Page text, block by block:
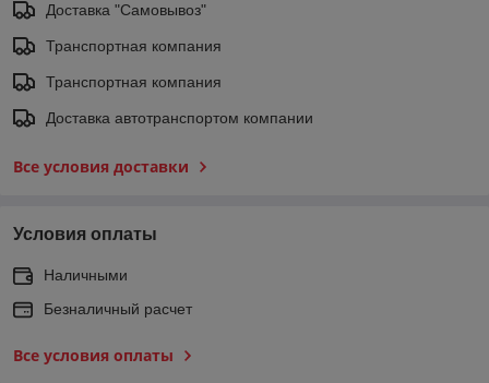
Доставка "Самовывоз"
Транспортная компания
Транспортная компания
Доставка автотранспортом компании
Все условия доставки
Условия оплаты
Наличными
Безналичный расчет
Все условия оплаты